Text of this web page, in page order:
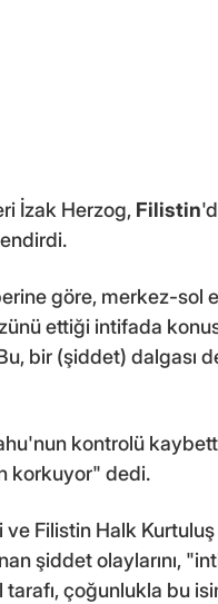
İzak Herzog, Filistin
göre, merkez-sol
ettiği intifada
bir (şiddet) dalgası
kontrolü
korkuyor" dedi.
Filistin Halk
şiddet olaylarını,
tarafı, çoğunlukla bu